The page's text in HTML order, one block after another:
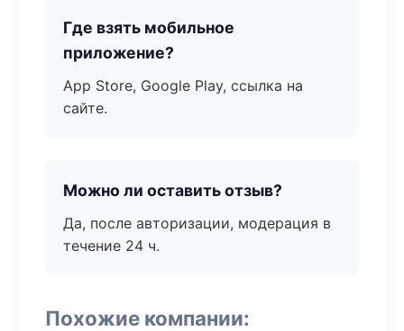
Где взять мобильное
приложение?
App Store, Google Play, ссылка на
сайте.
Можно ли оставить отзыв?
Да, после авторизации, модерация в
течение 24 ч.
Похожие компании: